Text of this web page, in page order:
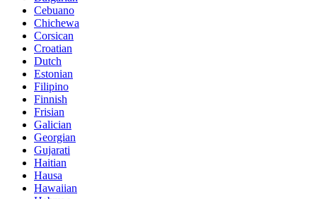
Cebuano
Chichewa
Corsican
Croatian
Dutch
Estonian
Filipino
Finnish
Frisian
Galician
Georgian
Gujarati
Haitian
Hausa
Hawaiian